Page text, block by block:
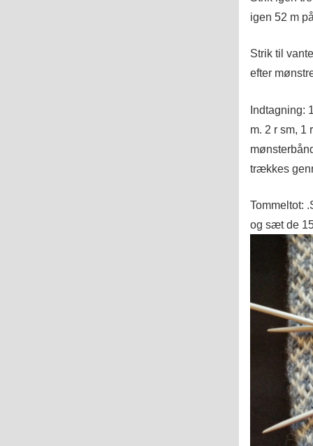
igen 52 m
Strik til
efter
Indtagning:
m. 2 r sm, 1
trækkes
Tommeltot:
og sæt de